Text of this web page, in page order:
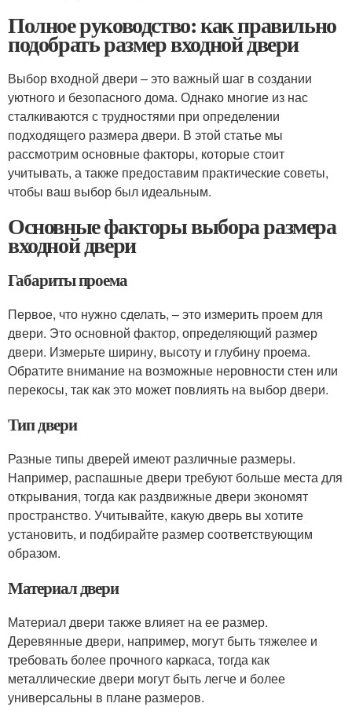
Полное руководство: как правильно
подобрать размер входной двери
Выбор входной двери – это важный шаг в создании
уютного и безопасного дома. Однако многие из нас
сталкиваются с трудностями при определении
подходящего размера двери. В этой статье мы
рассмотрим основные факторы, которые стоит
учитывать, а также предоставим практические советы,
чтобы ваш выбор был идеальным.
Основные факторы выбора размера
входной двери
Габариты проема
Первое, что нужно сделать, – это измерить проем для
двери. Это основной фактор, определяющий размер
двери. Измерьте ширину, высоту и глубину проема.
Обратите внимание на возможные неровности стен или
перекосы, так как это может повлиять на выбор двери.
Тип двери
Разные типы дверей имеют различные размеры.
Например, распашные двери требуют больше места для
открывания, тогда как раздвижные двери экономят
пространство. Учитывайте, какую дверь вы хотите
установить, и подбирайте размер соответствующим
образом.
Материал двери
Материал двери также влияет на ее размер.
Деревянные двери, например, могут быть тяжелее и
требовать более прочного каркаса, тогда как
металлические двери могут быть легче и более
универсальны в плане размеров.